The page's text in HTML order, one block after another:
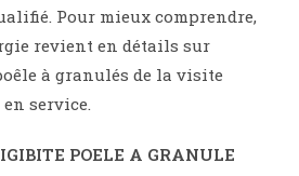
Pour mieux comprendre,
revient en détails sur
à granulés de la visite
service.
POELE A GRANULE